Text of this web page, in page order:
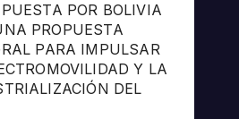
POR BOLIVIA
PROPUESTA
PARA IMPULSAR
Y LA
DEL